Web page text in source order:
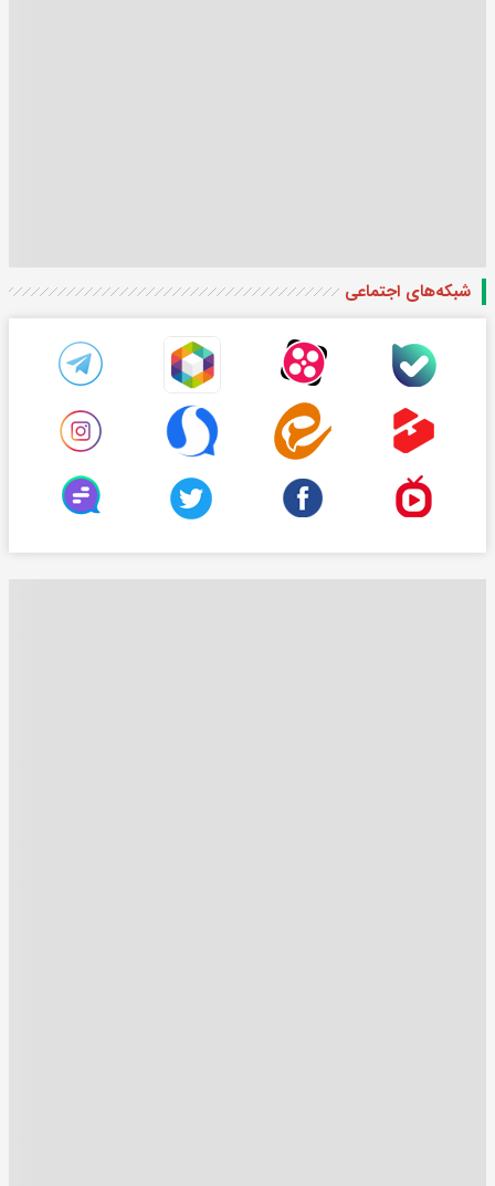
شبکه‌های اجتماعی